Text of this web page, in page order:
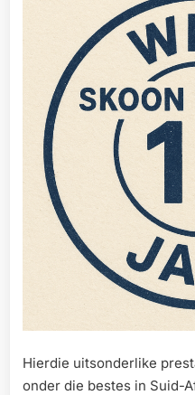
Hierdie uitsonderlike
onder die bestes in Suid-